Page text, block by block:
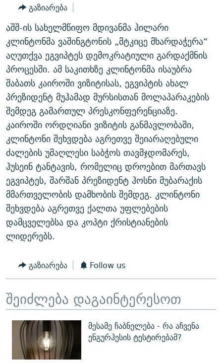
60 ᲓᲔᲪᲘᲑᲔᲚᲘ
ᲒᲐᲜᲙᲘᲗᲮᲕᲘᲡ ᲓᲦᲔ
ᲓᲘᲚᲘᲡ ᲡᲐᲣᲑᲠᲔᲑᲘ
ᲛᲝᲚᲐᲞᲐᲠᲐᲙᲔ ᲢᲔᲥᲡᲢᲔᲑᲘ
ᲨᲘᲜ - ᲣᲪᲮᲝᲔᲗᲨᲘ
ᲚᲘᲢᲔᲠᲐᲢᲣᲠᲣᲚᲘ ᲬᲐᲮᲜᲐᲒᲔᲑᲘ
ᲐᲛᲔᲠᲘᲙᲣᲚᲘ ᲛᲝᲗᲮᲠᲝᲑᲐ
ᲘᲛᲞᲔᲠᲘᲐ ᲓᲐ ᲠᲐᲓᲘᲝ
ᲤᲔᲜᲝᲕᲐᲜᲘ - 2.10
ᲞᲠᲝᲔᲥᲢᲔᲑᲘ
ᲣᲙᲠᲐᲘᲜᲐᲨᲘ ᲓᲐᲦᲣᲞᲣᲚᲘ ᲥᲐᲠᲗᲕᲔᲚᲘ ᲛᲔᲑᲠᲫᲝᲚᲔᲑᲘ - 2022
ᲓᲐᲛᲝᲣᲙᲘᲓᲔᲑᲚᲝᲑᲘᲡ 100 ᲬᲔᲚᲘ
ᲩᲔᲛᲘ ᲡᲘᲙᲕᲓᲘᲚᲘᲡ ᲛᲘᲖᲔᲖᲘᲐ COVID-19
11 ᲬᲔᲚᲘ - 11 ᲐᲛᲑᲐᲕᲘ
ᲡᲐᲞᲐᲠᲚᲐᲛᲔᲜᲢᲝ ᲐᲠᲩᲔᲕᲜᲔᲑᲘᲡ ᲘᲡᲢᲝᲠᲘᲐ
ᲑᲐᲕᲨᲕᲔᲑᲘ ᲞᲠᲝᲡᲢᲘᲢᲣᲪᲘᲐᲨᲘ - ᲐᲛᲝᲣᲗᲥᲛᲔᲚᲘ ᲐᲛᲑᲐᲕᲘ
5 ᲐᲛᲑᲐᲕᲘ - 20 ᲘᲕᲜᲘᲡᲡ ᲓᲐᲨᲐᲕᲔᲑᲣᲚᲔᲑᲘ
ᲐᲒᲕᲘᲡᲢᲝᲡ ᲝᲛᲘ
ПРИВЕТ ᲙᲣᲚᲢᲣᲠᲐ
ЭХО КАВКАЗА
ᲒᲐᲛᲝᲘᲬᲔᲠᲔ
რთე/რთ-ის ყველა საიტი
გაზიარება
აშშ-ის სახელმწიფო მდივანმა ჰილარი
კლინტონმა ვაშინგტონის „მტკიცე მხარდაჭერა“
აღუთქვა ეგვიპტეს დემოკრატიული გარდაქმნის
პროცესში. ამ საკითხზე კლინტონმა ისაუბრა
შაბათს კაიროში ვიზიტისას, ეგვიპტის ახალ
პრეზიდენტ მუჰამად მურსისთან მოლაპარაკების
შემდეგ გამართულ პრესკონფერენციაზე.
კაიროში ორდღიანი ვიზიტის განმავლობაში,
კლინტონი შეხვდება აგრეთვე შეიარაღებული
ძალების უმაღლესი საბჭოს თავმჯდომარეს,
ჰუსეინ ტანტავის, რომელიც დროებით მართავს
ეგვიპტეს, შარშან პრეზიდენტ ჰოსნი მუბარაქის
მმართველობის დამხობის შემდეგ. კლინტონი
შეხვდება აგრეთვე ქალთა უფლებების
დამცველებსა და კოპტი ქრისტიანების
ლიდერებს.
გაზიარება Follow us
შეიძლება დაგაინტერესოთ
მესამე ჩაბნელება - რა აჩვენა
ენგურჰესის ტესტირებამ?